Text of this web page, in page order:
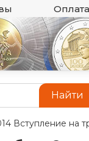
Найти
Вступление на